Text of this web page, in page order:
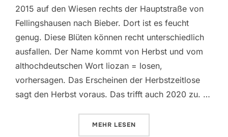
2015 auf den Wiesen rechts der Hauptstraße von
Fellingshausen nach Bieber. Dort ist es feucht
genug. Diese Blüten können recht unterschiedlich
ausfallen. Der Name kommt von Herbst und vom
althochdeutschen Wort liozan = losen,
vorhersagen. Das Erscheinen der Herbstzeitlose
sagt den Herbst voraus. Das trifft auch 2020 zu. …
MEHR ÜBER „1. SEPTEMBER
LESEN